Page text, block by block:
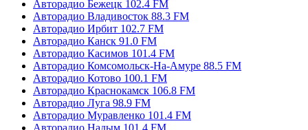
Авторадио Бежецк 102.4 FM
Авторадио Владивосток 88.3 FM
Авторадио Ирбит 102.7 FM
Авторадио Канск 91.0 FM
Авторадио Касимов 101.4 FM
Авторадио Комсомольск-На-Амуре 88.5 FM
Авторадио Котово 100.1 FM
Авторадио Краснокамск 106.8 FM
Авторадио Луга 98.9 FM
Авторадио Муравленко 101.4 FM
Авторадио Надым 101.4 FM